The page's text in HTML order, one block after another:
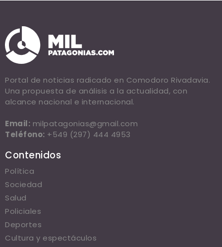
Portal de noticias radicado en Comodoro Rivadavia.
Una propuesta de análisis a la actualidad, con
alcance nacional e internacional.
Email: milpatagonias@gmail.com
Teléfono: +549 (297) 444 4953
Contenidos
Política
Sociedad
Salud
Policiales
Deportes
Cultura y espectáculos